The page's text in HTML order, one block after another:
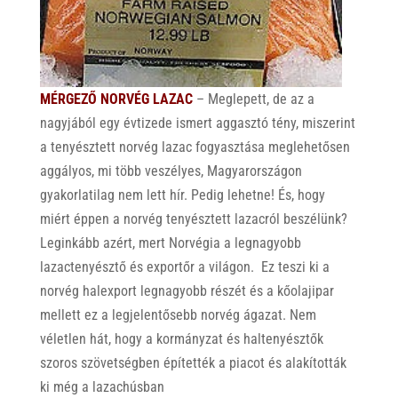
MÉRGEZŐ NORVÉG LAZAC– Meglepett, de az a
nagyjából egy évtizede ismert aggasztó tény, miszerint
a tenyésztett norvég lazac fogyasztása meglehetősen
aggályos, mi több veszélyes, Magyarországon
gyakorlatilag nem lett hír. Pedig lehetne! És, hogy
miért éppen a norvég tenyésztett lazacról beszélünk?
Leginkább azért, mert Norvégia a legnagyobb
lazactenyésztő és exportőr a világon. Ez teszi ki a
norvég halexport legnagyobb részét és a kőolajipar
mellett ez a legjelentősebb norvég ágazat. Nem
véletlen hát, hogy a kormányzat és haltenyésztők
szoros szövetségben építették a piacot és alakították
ki még a lazachúsban